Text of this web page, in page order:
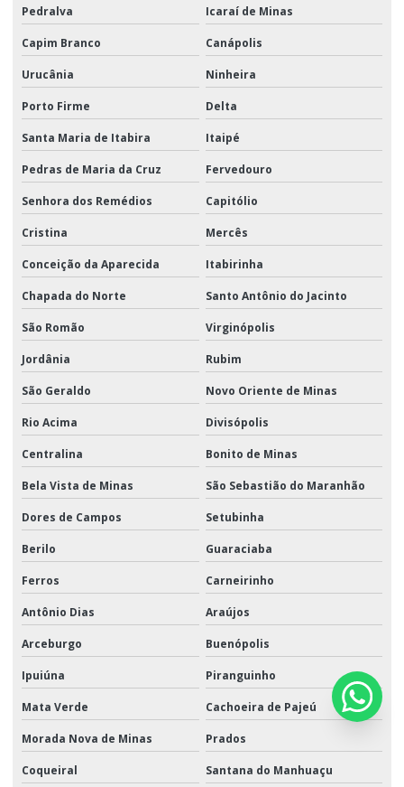
Pedralva Icaraí de Minas
Capim Branco Canápolis
Urucânia Ninheira
Porto Firme Delta
Santa Maria de Itabira Itaipé
Pedras de Maria da Cruz Fervedouro
Senhora dos Remédios Capitólio
Cristina Mercês
Conceição da Aparecida Itabirinha
Chapada do Norte Santo Antônio do Jacinto
São Romão Virginópolis
Jordânia Rubim
São Geraldo Novo Oriente de Minas
Rio Acima Divisópolis
Centralina Bonito de Minas
Bela Vista de Minas São Sebastião do Maranhão
Dores de Campos Setubinha
Berilo Guaraciaba
Ferros Carneirinho
Antônio Dias Araújos
Arceburgo Buenópolis
Ipuiúna Piranguinho
Mata Verde Cachoeira de Pajeú
Morada Nova de Minas Prados
Coqueiral Santana do Manhuaçu